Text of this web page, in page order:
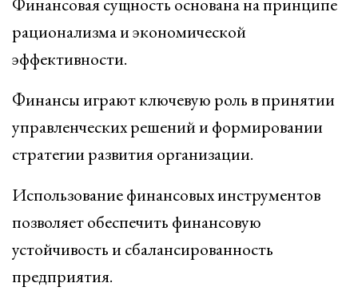
рационализма и экономической
эффективности.
Финансы играют ключевую роль в принятии
управленческих решений и формировании
стратегии развития организации.
Использование финансовых инструментов
позволяет обеспечить финансовую
устойчивость и сбалансированность
предприятия.